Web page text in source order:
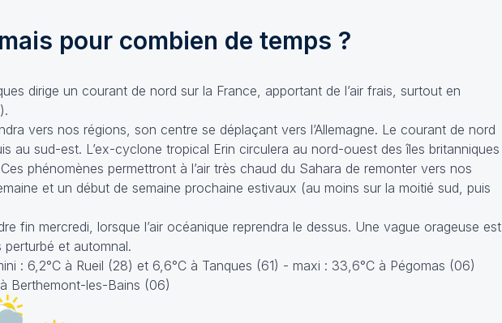
pour combien de temps ?
dirige un courant de nord sur la France, apportant de l’air frais, surtout en
vers nos régions, son centre se déplaçant vers l’Allemagne. Le courant de nord
au sud-est. L’ex-cyclone tropical Erin circulera au nord-ouest des îles britanniques
phénomènes permettront à l’air très chaud du Sahara de remonter vers nos
et un début de semaine prochaine estivaux (au moins sur la moitié sud, puis
fin mercredi, lorsque l’air océanique reprendra le dessus. Une vague orageuse est
perturbé et automnal.
: 6,2°C à Rueil (28) et 6,6°C à Tanques (61) - maxi : 33,6°C à Pégomas (06)
Berthemont-les-Bains (06)